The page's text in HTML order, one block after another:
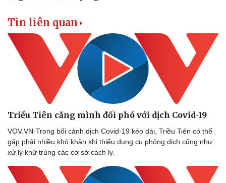
Tin liên quan
Triều Tiên căng mình đối phó với dịch Covid-19
VOV.VN-Trong bối cảnh dịch Covid-19 kéo dài, Triều Tiên có thể
gặp phải nhiều khó khăn khi thiếu dụng cụ phòng dịch cũng như
xử lý khử trùng các cơ sở cách ly.